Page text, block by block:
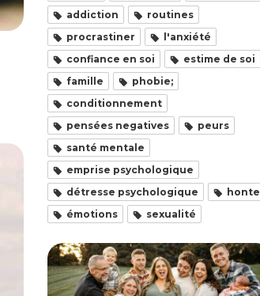
addiction
routines
procrastiner
l'anxiété
confiance en soi
estime de soi
famille
phobie;
conditionnement
pensées negatives
peurs
santé mentale
emprise psychologique
détresse psychologique
honte
émotions
sexualité